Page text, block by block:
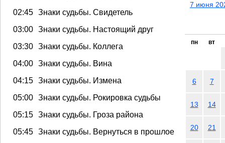
02:45 Знаки судьбы. Свидетель
03:00 Знаки судьбы. Настоящий друг
03:30 Знаки судьбы. Коллега
04:00 Знаки судьбы. Вина
04:15 Знаки судьбы. Измена
05:00 Знаки судьбы. Рокировка судьбы
05:15 Знаки судьбы. Гроза района
05:45 Знаки судьбы. Вернуться в прошлое
7 июня
пн вт
6 7
13 14
20 21